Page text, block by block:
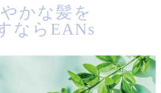
かな髪を
ならEANs